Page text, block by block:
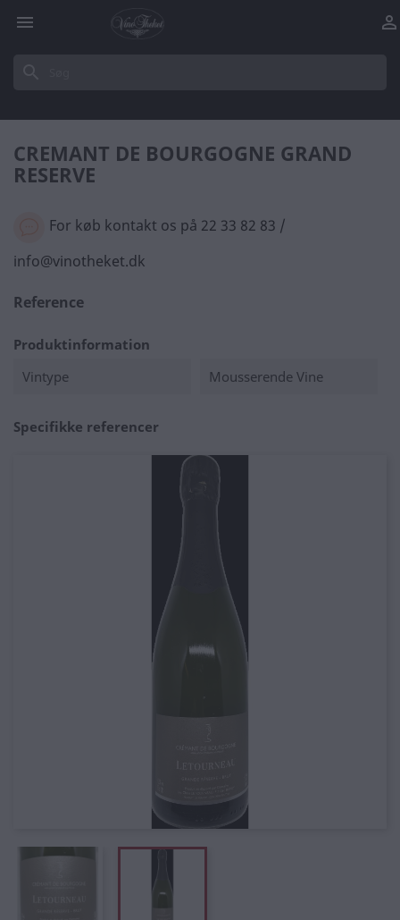
 
CREMANT DE BOURGOGNE GRAND
RESERVE
For køb kontakt os på 22 33 82 83 /
info@vinotheket.dk
Reference
Produktinformation
Vintype
Mousserende Vine
Specifikke referencer